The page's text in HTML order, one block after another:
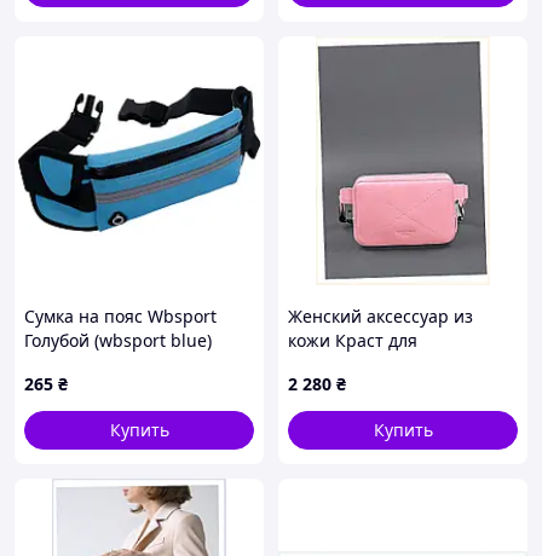
Сумка на пояс Wbsport
Голубой (wbsport blue)
265 ₴
Купить
Женский аксессуар из
кожи Краст для
8117043XB
2 280 ₴
Купить